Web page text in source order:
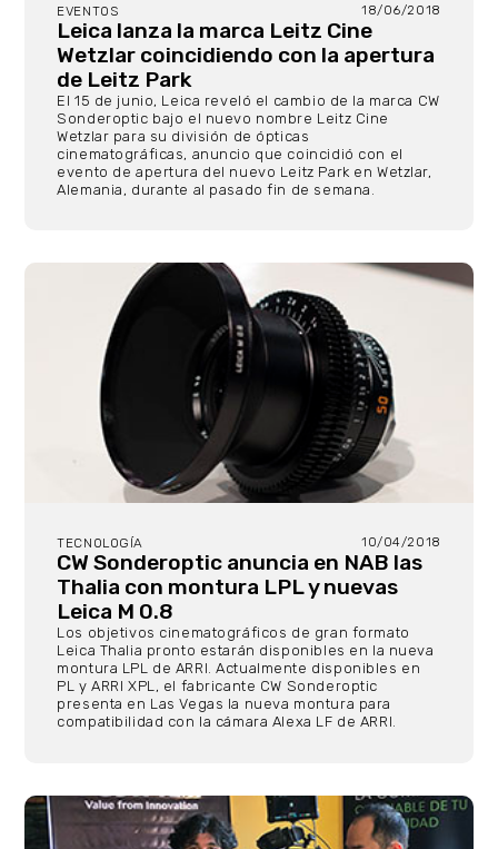
EVENTOS 18/06/2018
Leica lanza la marca Leitz Cine
Wetzlar coincidiendo con la apertura
de Leitz Park
El 15 de junio, Leica reveló el cambio de la marca CW
Sonderoptic bajo el nuevo nombre Leitz Cine
Wetzlar para su división de ópticas
cinematográficas, anuncio que coincidió con el
evento de apertura del nuevo Leitz Park en Wetzlar,
Alemania, durante al pasado fin de semana.
TECNOLOGÍA 10/04/2018
CW Sonderoptic anuncia en NAB las
Thalia con montura LPL y nuevas
Leica M 0.8
Los objetivos cinematográficos de gran formato
Leica Thalia pronto estarán disponibles en la nueva
montura LPL de ARRI. Actualmente disponibles en
PL y ARRI XPL, el fabricante CW Sonderoptic
presenta en Las Vegas la nueva montura para
compatibilidad con la cámara Alexa LF de ARRI.